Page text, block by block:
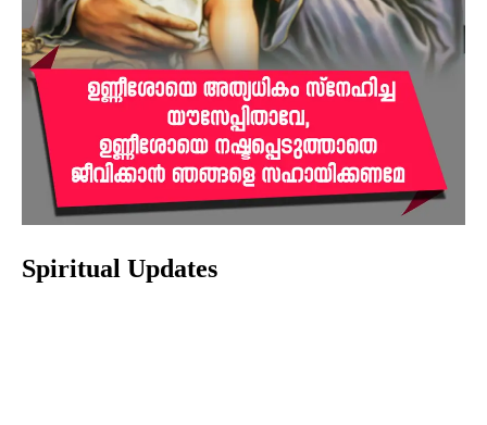
Spiritual Updates